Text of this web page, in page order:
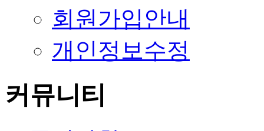
회원가입안내
개인정보수정
커뮤니티